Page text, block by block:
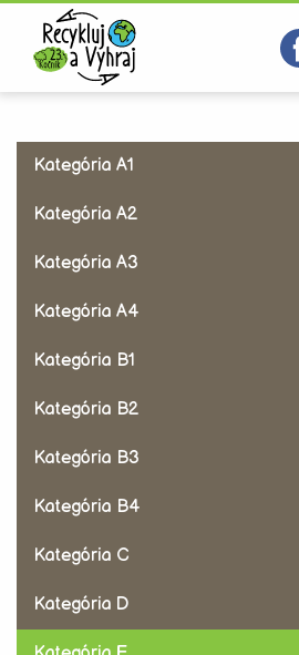
Kategória A1
Kategória A2
Kategória A3
Kategória A4
Kategória B1
Kategória B2
Kategória B3
Kategória B4
Kategória C
Kategória D